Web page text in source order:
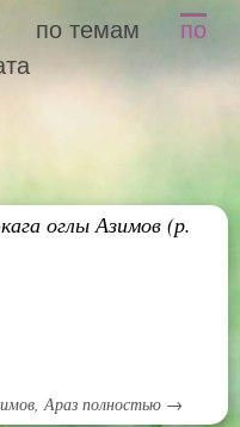
по темам
по
оглы Азимов (р.
Араз полностью →